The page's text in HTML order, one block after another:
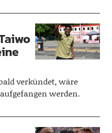
verkündet, wäre
werden.